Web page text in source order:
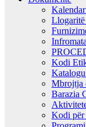
Kodi
Mbrojtja
Barazia
Kodi për